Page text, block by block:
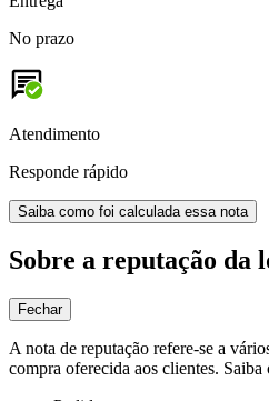
No prazo
Atendimento
Responde rápido
Saiba como foi calculada essa nota
Sobre a reputação da
Fechar
A nota de reputação refere-se a
compra oferecida aos clientes.